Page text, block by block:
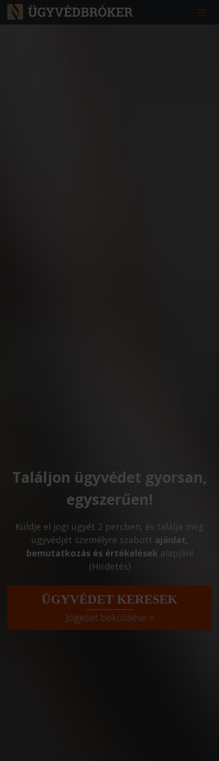
Találjon ügyvédet gyorsan,
egyszerűen!
Küldje el jogi ügyét 2 percben, és találja meg
ügyvédjét személyre szabott ajánlat,
bemutatkozás és értékelések alapján!
(Hirdetés)
ÜGYVÉDET KERESEK
Jogeset beküldése »